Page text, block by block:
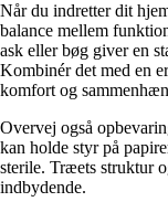
Når du indretter dit
balance mellem
ask eller bøg giver en
Kombinér det med en
komfort og
Overvej også
kan holde styr på
sterile. Træets struktur
indbydende.